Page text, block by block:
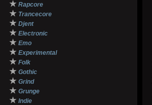
★ Rapcore
★ Trancecore
★ Djent
★ Electronic
★ Emo
★ Experimental
★ Folk
★ Gothic
★ Grind
★ Grunge
★ Indie